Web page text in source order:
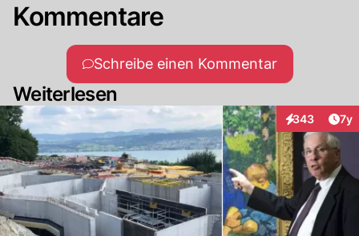
Kommentare
Schreibe einen Kommentar
Weiterlesen
343
Interaktionen
7y